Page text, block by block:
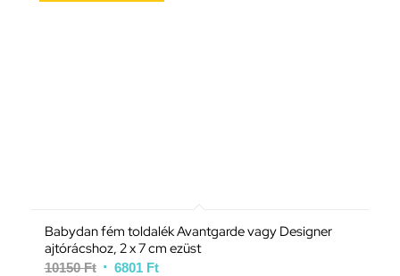
Babydan fém toldalék Avantgarde vagy Designer
ajtórácshoz, 2 x 7 cm ezüst
10150Ft 6801 Ft